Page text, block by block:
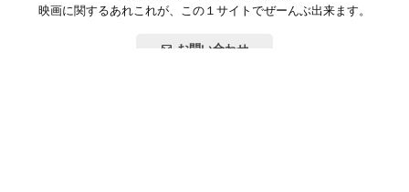
映画に関するあれこれが、この１サイトでぜーんぶ出来ます。
お問い合わせ